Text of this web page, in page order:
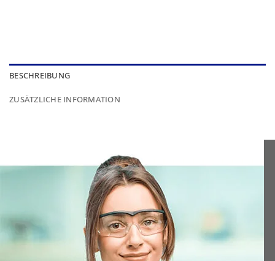
BESCHREIBUNG
ZUSÄTZLICHE INFORMATION